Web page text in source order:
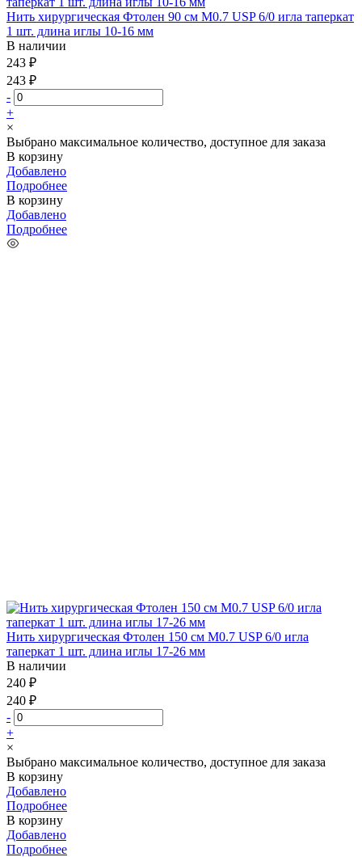
Нить хирургическая Фтолен 90 см М0.7 USP 6/0 игла таперкат
1 шт. длина иглы 10-16 мм
В наличии
243 ₽
243 ₽
-
+
×
Выбрано максимальное количество, доступное для заказа
В корзину
Добавлено
Подробнее
В корзину
Добавлено
Подробнее
Нить хирургическая Фтолен 150 см М0.7 USP 6/0 игла
таперкат 1 шт. длина иглы 17-26 мм
В наличии
240 ₽
240 ₽
-
+
×
Выбрано максимальное количество, доступное для заказа
В корзину
Добавлено
Подробнее
В корзину
Добавлено
Подробнее